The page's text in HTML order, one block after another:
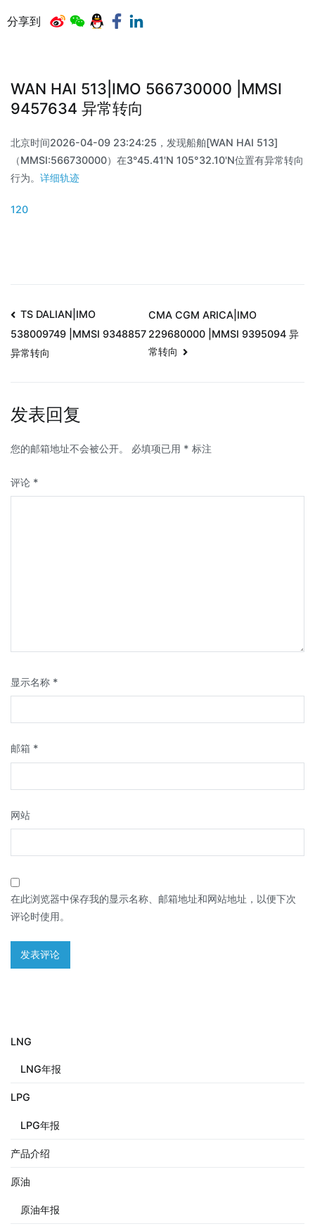
分享到
WAN HAI 513|IMO 566730000 |MMSI
9457634 异常转向
北京时间2026-04-09 23:24:25，发现船舶[WAN HAI 513]
（MMSI:566730000）在3°45.41'N 105°32.10'N位置有异常转向
行为。 详细轨迹
120
TS DALIAN|IMO
538009749 |MMSI 9348857
异常转向
CMA CGM ARICA|IMO
229680000 |MMSI 9395094 异
常转向
发表回复
您的邮箱地址不会被公开。 必填项已用 * 标注
评论 *
显示名称 *
邮箱 *
网站
在此浏览器中保存我的显示名称、邮箱地址和网站地址，以便下次
评论时使用。
LNG
LNG年报
LPG
LPG年报
产品介绍
原油
原油年报